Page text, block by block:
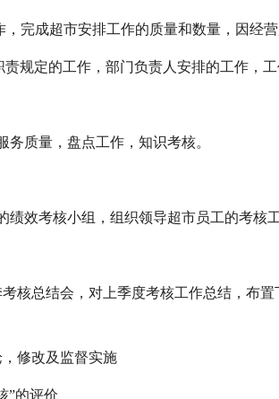
完成超市安排工作的质量和数量，因经营
规定的工作，部门负责人安排的工作，工
务质量，盘点工作，知识考核。
绩效考核小组，组织领导超市员工的考核
核总结会，对上季度考核工作总结，布
修改及监督实施
”的评价